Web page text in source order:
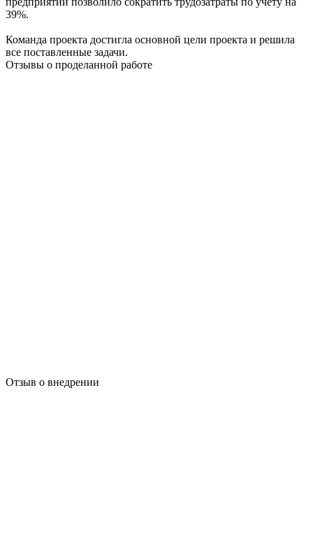
39%.
Команда проекта достигла основной цели проекта и решила
все поставленные задачи.
Отзывы о проделанной работе
Отзыв о внедрении